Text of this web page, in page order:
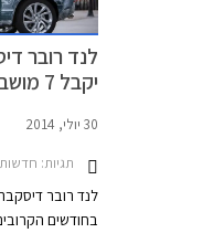
לנד רובר
יקבל 7 מושבים
30 יולי, 2014
תגיות: חדשות
לנד רובר